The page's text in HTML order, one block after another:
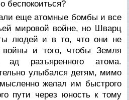
еще атомные бомбы и все
мировой войне, но Шварц
людей и в то, что они не
и того, чтобы Земля
ад разъяренного атома.
улыбался детям, мимо
желал им быстрого
пути через юность к тому